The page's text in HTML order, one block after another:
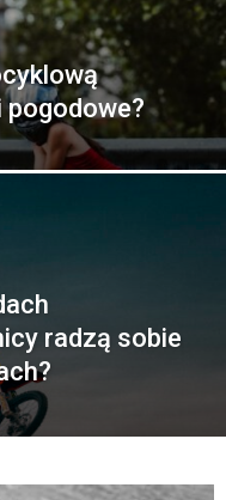
pogodowe?
radzą sobie